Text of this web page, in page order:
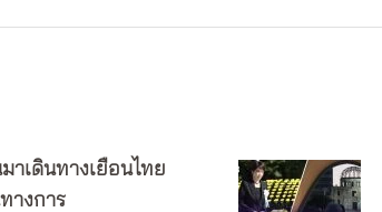
าเดินทางเยือนไทย
างการ